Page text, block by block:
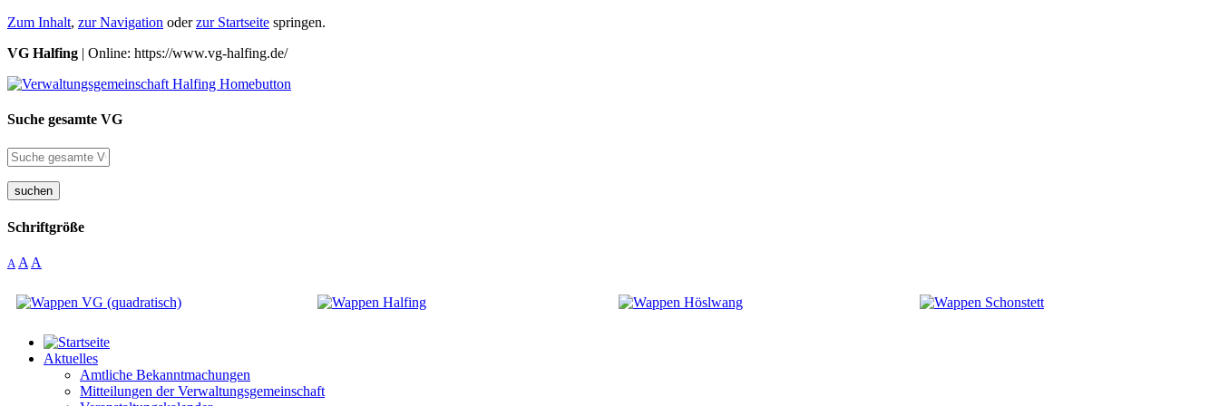
Zum Inhalt, zur Navigation oderzur Startseite springen.
VG Halfing | Online: https://www.vg-halfing.de/
Suche gesamte VG
suchen
Schriftgröße
A A A
Aktuelles
Amtliche Bekanntmachungen
Mitteilungen der Verwaltungsgemeinschaft